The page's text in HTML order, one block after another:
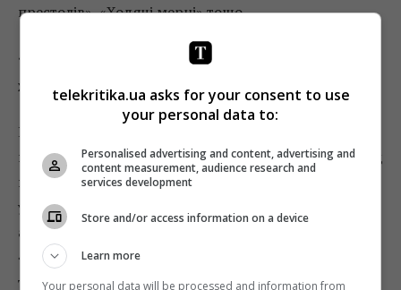
престолів», «Ходячі мерці» тощо.
«HBO знову запустив серіал про шоу-бізнес,
хоча попередній досвід виявився невдалим»
Цікаво, що канал HBO вкотре запустив серіал про
шоу-бізнес, незважаючи на те, що попередній досвід
виявився невдалим з точки зору глядацького
успіху: «Вініл» був закритий після першого сезону,
аудиторія серіалу про стендаперів сімдесятих
«Помираю від сміху» після пілота просіла майже на
третину. І ось знову шоу-бізнес, знову сімдесяті,
telekritika.ua asks for your consent to use
your personal data to:
Personalised advertising and content, advertising and
content measurement, audience research and
services development
Store and/or access information on a device
Learn more
Your personal data will be processed and information from